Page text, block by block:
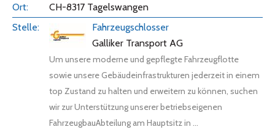
CH-8317 Tagelswangen
Fahrzeugschlosser
Galliker Transport AG
Um unsere moderne und gepflegte Fahrzeugflotte
sowie unsere Gebäudeinfrastrukturen jederzeit in einem
top Zustand zu halten und erweitern zu können, suchen
wir zur Unterstützung unserer betriebseigenen
FahrzeugbauAbteilung am Hauptsitz in ...